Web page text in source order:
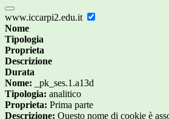
www.iccarpi2.edu.it
Nome
Tipologia
Proprieta
Descrizione
Durata
Nome: _pk_ses.1.a13d
Tipologia: analitico
Proprieta: Prima parte
Descrizione: Questo nome di cookie è